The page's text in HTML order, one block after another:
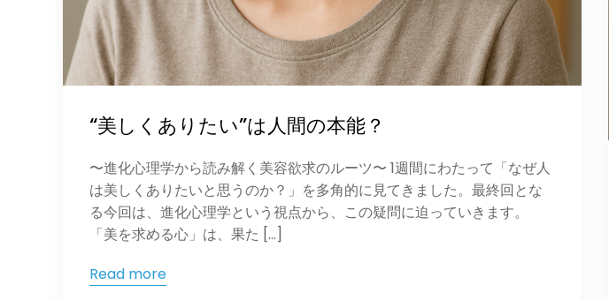
“美しくありたい”は人間の本能？
〜進化心理学から読み解く美容欲求のルーツ〜 1週間にわたって「なぜ人
は美しくありたいと思うのか？」を多角的に見てきました。最終回とな
る今回は、進化心理学という視点から、この疑問に迫っていきます。
「美を求める心」は、果た […]
Read more